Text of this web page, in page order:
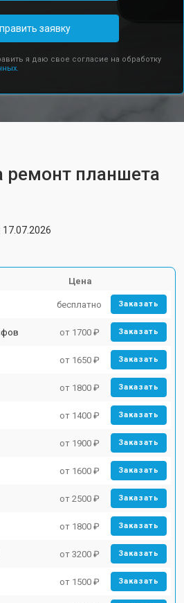
заявку
я даю свое согласие на обработку
ремонт планшета
Цена
бесплатно Заказать
от 1700 ₽ Заказать
от 1650 ₽ Заказать
от 1800 ₽ Заказать
от 1400 ₽ Заказать
от 1900 ₽ Заказать
от 1600 ₽ Заказать
от 2500 ₽ Заказать
от 1800 ₽ Заказать
от 3200 ₽ Заказать
от 1500 ₽ Заказать